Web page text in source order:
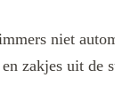
niet
zakjes uit de